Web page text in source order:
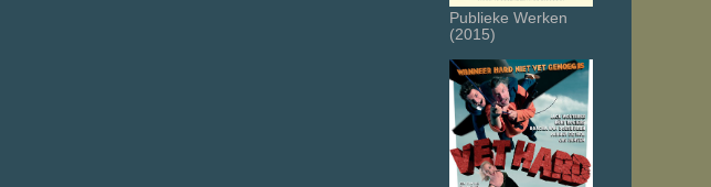
Publieke Werken
(2015)